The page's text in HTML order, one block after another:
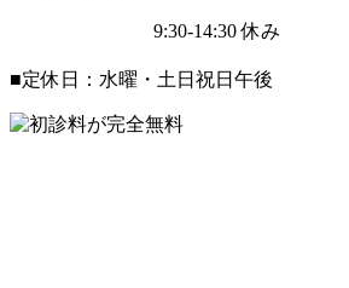
9:30-14:30 休み
■定休日：水曜・土日祝日午後